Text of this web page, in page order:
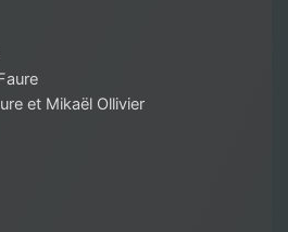
et Mikaël Ollivier